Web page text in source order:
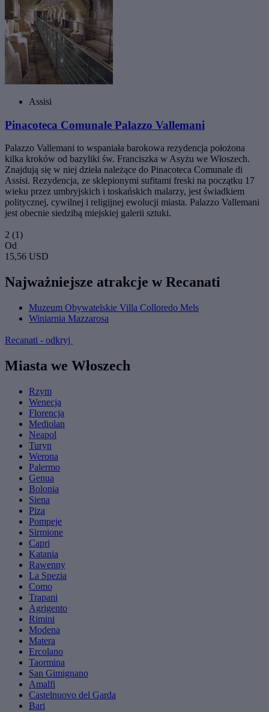
Assisi
Pinacoteca Comunale Palazzo Vallemani
Palazzo Vallemani to wspaniała barokowa rezydencja położona
kilka kroków od bazyliki św. Franciszka w Asyżu we Włoszech.
Znajdują się w niej dzieła należące do Pinacoteca Comunale di
Assisi. Rezydencja, ze sklepionymi sufitami freski na początku 17
wieku przez umbryjskich i toskańskich malarzy, jest świadkiem
politycznej, cywilnej i religijnej ewolucji miasta. Palazzo Vallemani
jest obecnie siedzibą miejskiej galerii sztuki.
2 (1)
Od
15,56 USD
Najważniejsze atrakcje w Recanati
Muzeum Obywatelskie Villa Colloredo Mels
Winiarnia Mazzarosa
Recanati - odkryj
Miasta we Włoszech
Rzym
Wenecja
Florencja
Mediolan
Neapol
Turyn
Werona
Palermo
Genua
Bolonia
Siena
Piza
Pompeje
Sirmione
Capri
Katania
Rawenny
La Spezia
Como
Trapani
Agrigento
Rimini
Modena
Matera
Ercolano
Taormina
San Gimignano
Amalfi
Castelnuovo del Garda
Bari